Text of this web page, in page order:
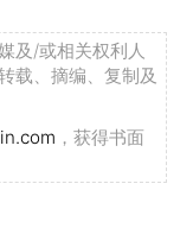
及/或相关权利人
载、摘编、复制及
，获得书面